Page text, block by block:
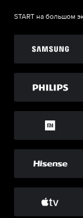
START на большом